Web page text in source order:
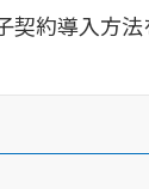
契約導入方法